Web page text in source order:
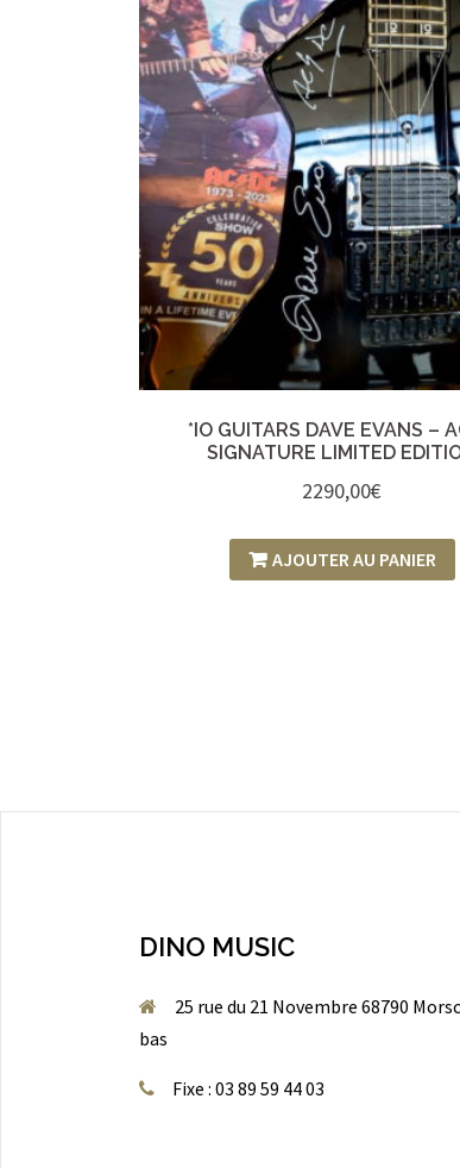
*IO GUITARS DAVE EVANS –
SIGNATURE LIMITED
2290,00€
AJOUTER AU PANIER
DINO MUSIC
25 rue du 21 Novembre 68790
bas
Fixe : 03 89 59 44 03